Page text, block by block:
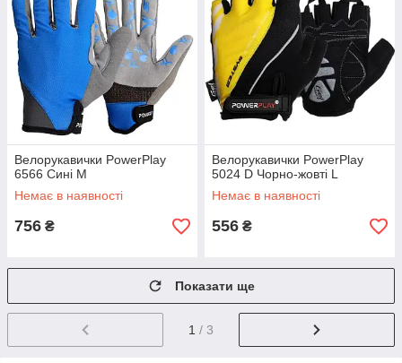
Велорукавички PowerPlay
6566 Сині M
Немає в наявності
756 ₴
Велорукавички PowerPlay
5024 D Чорно-жовті L
Немає в наявності
556 ₴
Показати ще
1 / 3